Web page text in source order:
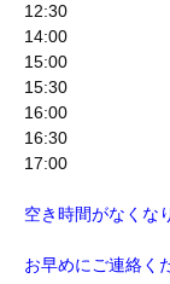
12:30
14:00
15:00
15:30
16:00
16:30
17:00
空き時間がなくな
お早めにご連絡く